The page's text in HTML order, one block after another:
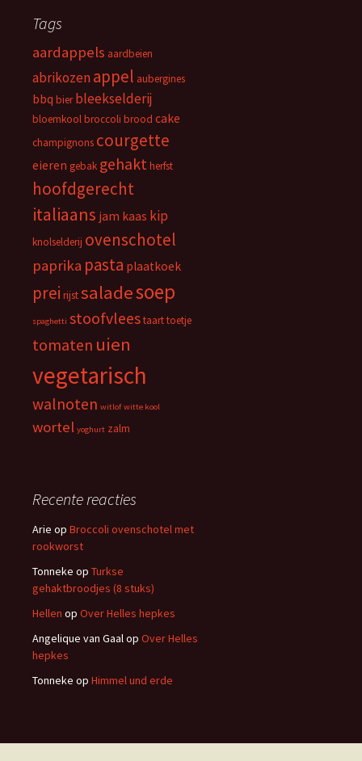
Tags
aardappels aardbeien
abrikozenappel aubergines
bbq bier bleekselderij
bloemkoolbroccoli brood cake
champignons courgette
eieren gebak gehaktherfst
hoofdgerecht
italiaans jam kaas kip
knolselderij ovenschotel
paprika pasta plaatkoek
prei rijstsaladesoep
spaghetti stoofvleestaarttoetje
tomaten uien
vegetarisch
walnoten witlof witte kool
wortel yoghurt zalm
Recente reacties
Arie op Broccoli ovenschotel met
rookworst
Tonneke op Turkse
gehaktbroodjes (8 stuks)
Hellen op Over Helles hepkes
Angelique van Gaalop Over Helles
hepkes
Tonneke op Himmel und erde